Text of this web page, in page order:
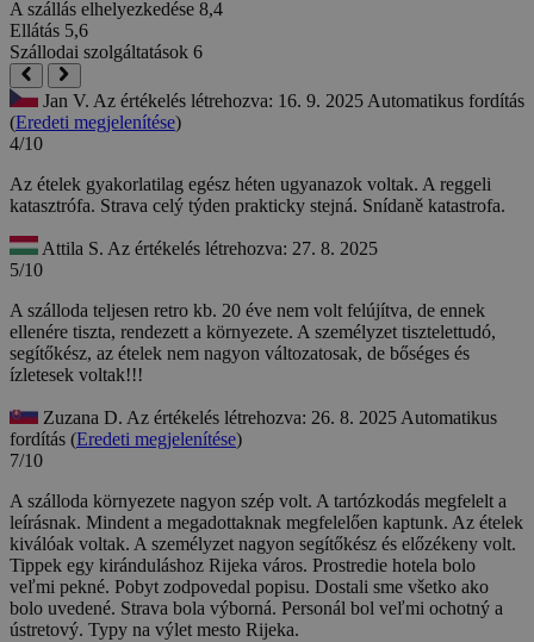
A szállás elhelyezkedése 8,4
Ellátás 5,6
Szállodai szolgáltatások 6
Jan V. Az értékelés létrehozva: 16. 9. 2025 Automatikus fordítás
(Eredeti megjelenítése)
4/10
Az ételek gyakorlatilag egész héten ugyanazok voltak. A reggeli
katasztrófa. Strava celý týden prakticky stejná. Snídaně katastrofa.
Attila S. Az értékelés létrehozva: 27. 8. 2025
5/10
A szálloda teljesen retro kb. 20 éve nem volt felújítva, de ennek
ellenére tiszta, rendezett a környezete. A személyzet tisztelettudó,
segítőkész, az ételek nem nagyon változatosak, de bőséges és
ízletesek voltak!!!
Zuzana D. Az értékelés létrehozva: 26. 8. 2025 Automatikus
fordítás (Eredeti megjelenítése)
7/10
A szálloda környezete nagyon szép volt. A tartózkodás megfelelt a
leírásnak. Mindent a megadottaknak megfelelően kaptunk. Az ételek
kiválóak voltak. A személyzet nagyon segítőkész és előzékeny volt.
Tippek egy kiránduláshoz Rijeka város. Prostredie hotela bolo
veľmi pekné. Pobyt zodpovedal popisu. Dostali sme všetko ako
bolo uvedené. Strava bola výborná. Personál bol veľmi ochotný a
ústretový. Typy na výlet mesto Rijeka.